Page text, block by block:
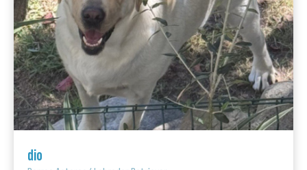
dio